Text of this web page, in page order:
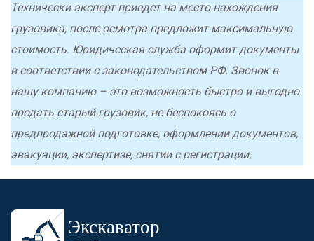
Технически эксперт приедет на место нахождения
грузовика, после осмотра предложит максимальную
стоимость. Юридическая служба оформит документы
в соответствии с законодательством РФ. Звонок в
нашу компанию – это возможность быстро и выгодно
продать старый грузовик, не беспокоясь о
предпродажной подготовке, оформлении документов,
эвакуации, экспертизе, снятии с регистрации.